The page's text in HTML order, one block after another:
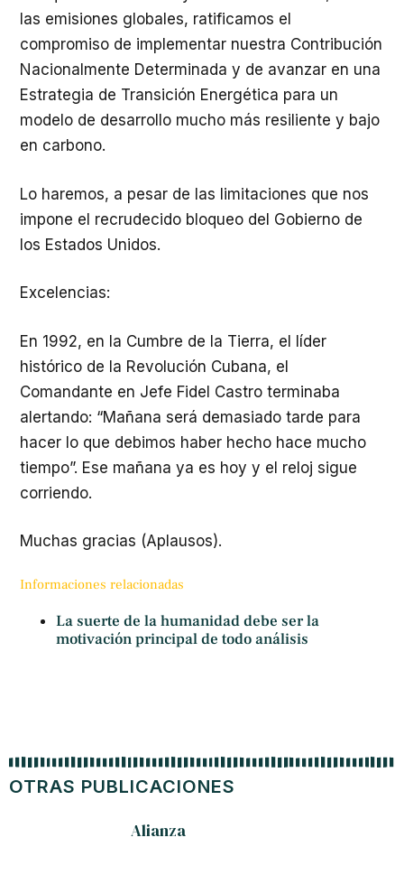
las emisiones globales, ratificamos el
compromiso de implementar nuestra Contribución
Nacionalmente Determinada y de avanzar en una
Estrategia de Transición Energética para un
modelo de desarrollo mucho más resiliente y bajo
en carbono.
Lo haremos, a pesar de las limitaciones que nos
impone el recrudecido bloqueo del Gobierno de
los Estados Unidos.
Excelencias:
En 1992, en la Cumbre de la Tierra, el líder
histórico de la Revolución Cubana, el
Comandante en Jefe Fidel Castro terminaba
alertando: “Mañana será demasiado tarde para
hacer lo que debimos haber hecho hace mucho
tiempo”. Ese mañana ya es hoy y el reloj sigue
corriendo.
Muchas gracias (Aplausos).
Informaciones relacionadas
La suerte de la humanidad debe ser la
motivación principal de todo análisis
OTRAS PUBLICACIONES
Alianza